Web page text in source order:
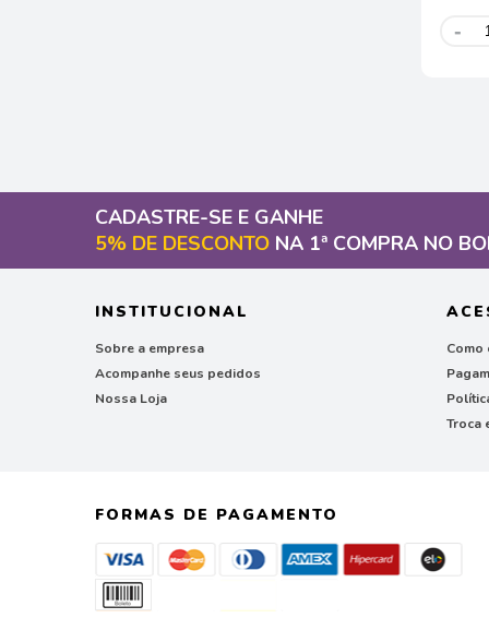
-
CADASTRE-SE E GANHE
5% DE DESCONTO NA 1ª COMPRA NO
INSTITUCIONAL
Sobre a empresa
Acompanhe seus pedidos
Nossa Loja
Como
Troca
FORMAS DE PAGAMENTO